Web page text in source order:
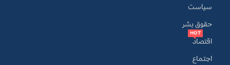
سیاست
حقوق بشر
اقتصاد
HOT
اجتماع